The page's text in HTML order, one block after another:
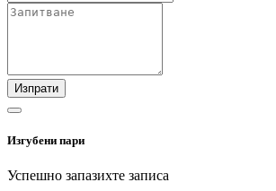
Изпрати
Изгубени пари
Успешно запазихте записа